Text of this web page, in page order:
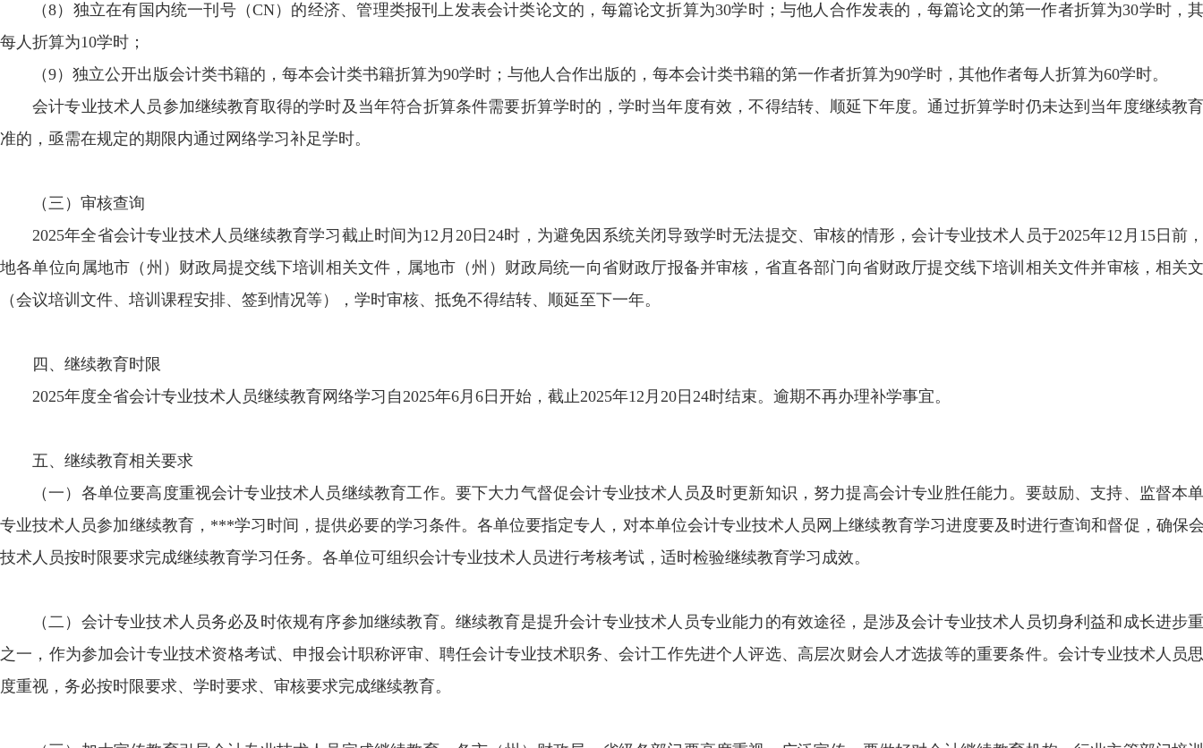
（8）独立在有国内统一刊号（CN）的经济、管理类报刊上发表会计类论文的，每篇论文折算为30学时；与他人合作发表的，每篇论文的第一作者折算为30学时，
每人折算为10学时；
（9）独立公开出版会计类书籍的，每本会计类书籍折算为90学时；与他人合作出版的，每本会计类书籍的第一作者折算为90学时，其他作者每人折算为60学时。
会计专业技术人员参加继续教育取得的学时及当年符合折算条件需要折算学时的，学时当年度有效，不得结转、顺延下年度。通过折算学时仍未达到当年度继续教
准的，亟需在规定的期限内通过网络学习补足学时。
（三）审核查询
2025年全省会计专业技术人员继续教育学习截止时间为12月20日24时，为避免因系统关闭导致学时无法提交、审核的情形，会计专业技术人员于2025年12月15日前
地各单位向属地市（州）财政局提交线下培训相关文件，属地市（州）财政局统一向省财政厅报备并审核，省直各部门向省财政厅提交线下培训相关文件并审核，相关
（会议培训文件、培训课程安排、签到情况等），学时审核、抵免不得结转、顺延至下一年。
四、继续教育时限
2025年度全省会计专业技术人员继续教育网络学习自2025年6月6日开始，截止2025年12月20日24时结束。逾期不再办理补学事宜。
五、继续教育相关要求
（一）各单位要高度重视会计专业技术人员继续教育工作。要下大力气督促会计专业技术人员及时更新知识，努力提高会计专业胜任能力。要鼓励、支持、监督本
专业技术人员参加继续教育，***学习时间，提供必要的学习条件。各单位要指定专人，对本单位会计专业技术人员网上继续教育学习进度要及时进行查询和督促，确保
技术人员按时限要求完成继续教育学习任务。各单位可组织会计专业技术人员进行考核考试，适时检验继续教育学习成效。
（二）会计专业技术人员务必及时依规有序参加继续教育。继续教育是提升会计专业技术人员专业能力的有效途径，是涉及会计专业技术人员切身利益和成长进步
之一，作为参加会计专业技术资格考试、申报会计职称评审、聘任会计专业技术职务、会计工作先进个人评选、高层次财会人才选拔等的重要条件。会计专业技术人员
度重视，务必按时限要求、学时要求、审核要求完成继续教育。